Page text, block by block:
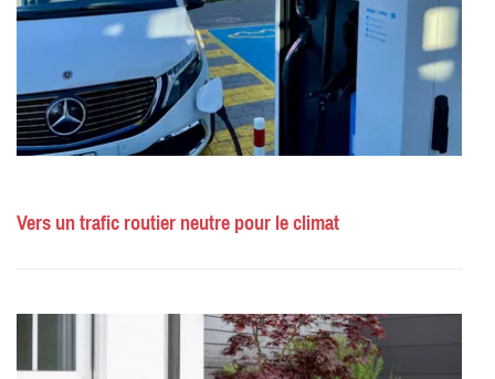
Vers un trafic routier neutre pour le climat